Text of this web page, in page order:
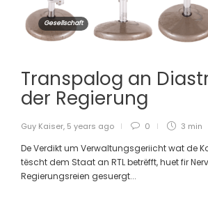
Gesellschaft
Transpalog an
der Regierung
Guy Kaiser, 5 years ago 0 3 min
De Verdikt um Verwaltungsgeriicht wat de
tëscht dem Staat an RTL betrëfft, huet fir
Regierungsreien gesuergt...